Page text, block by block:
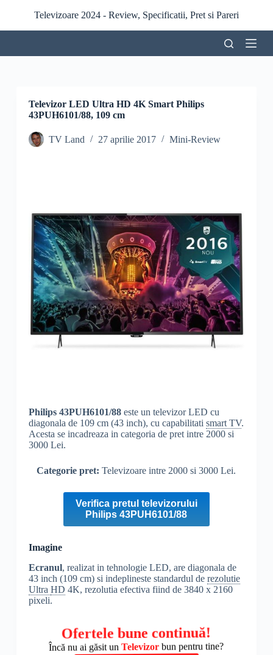
r
l
Televizoare 2024 - Review, Specificatii, Pret si Pareri
Televizor LED Ultra HD 4K Smart Philips
43PUH6101/88, 109 cm
TV Land 27 aprilie 2017 Mini-Review
Philips 43PUH6101/88este un televizor LED cu
diagonala de 109 cm (43 inch), cu capabilitati smart TV.
Acesta se incadreaza in categoria de pret intre 2000 si
3000 Lei.
Categorie pret:Televizoare intre 2000 si 3000 Lei.
Verifica pretul televizorului
Philips 43PUH6101/88
Imagine
Ecranul, realizat in tehnologie LED, are diagonala de
43 inch (109 cm) si indeplineste standardul de rezolutie
Ultra HD 4K, rezolutia efectiva fiind de 3840 x 2160
pixeli.
Ofertele bune continuă!
Încă nu ai găsit unTelevizorbun pentru tine?